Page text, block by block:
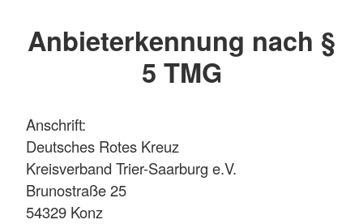
Anbieterkennung nach §
5 TMG
Anschrift:
Deutsches Rotes Kreuz
Kreisverband Trier-Saarburg e.V.
Brunostraße 25
54329 Konz